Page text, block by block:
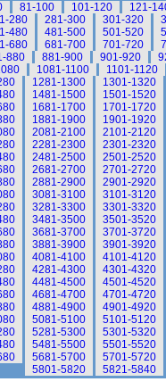
81-100 101-120 121-
280 281-300 301-320
480 481-500 501-520
680 681-700 701-720
880 881-900 901-920
1081-1100 1101-1120
1281-1300 1301-1320
1481-1500 1501-1520
1681-1700 1701-1720
1881-1900 1901-1920
2081-2100 2101-2120
2281-2300 2301-2320
2481-2500 2501-2520
2681-2700 2701-2720
2881-2900 2901-2920
3081-3100 3101-3120
3281-3300 3301-3320
3481-3500 3501-3520
3681-3700 3701-3720
3881-3900 3901-3920
4081-4100 4101-4120
4281-4300 4301-4320
4481-4500 4501-4520
4681-4700 4701-4720
4881-4900 4901-4920
5081-5100 5101-5120
5281-5300 5301-5320
5481-5500 5501-5520
5681-5700 5701-5720
5801-5820
5821-5840